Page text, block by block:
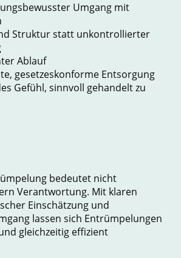
Umgang mit
Struktur statt unkontrollierter
Ablauf
gesetzeskonforme Entsorgung
Gefühl, sinnvoll gehandelt zu
bedeutet nicht
Verantwortung. Mit klaren
Einschätzung und
lassen sich Entrümpelungen
gleichzeitig effizient